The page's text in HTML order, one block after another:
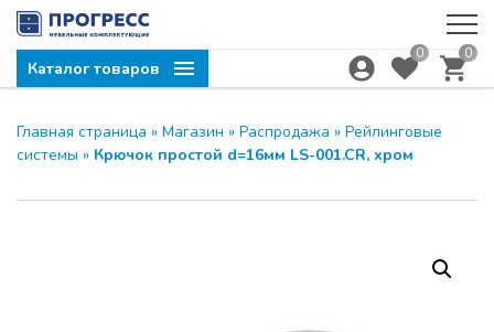
Каталог товаров
0 0
Главная страница » Магазин » Распродажа » Рейлинговые
системы » Крючок простой d=16мм LS-001.CR, хром